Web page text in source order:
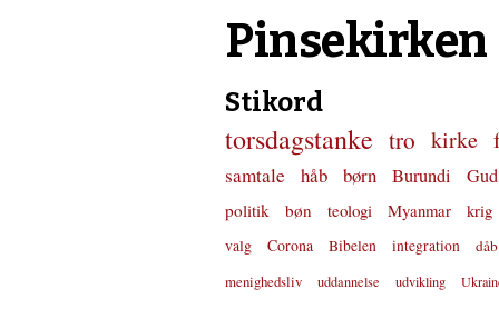
Pinsekirken
Stikord
torsdagstanke tro kirke
samtale håb børn Burundi Gud
politik
bøn teologi Myanmar krig
valg
Corona Bibelen integration dåb
menighedsliv
uddannelse udvikling